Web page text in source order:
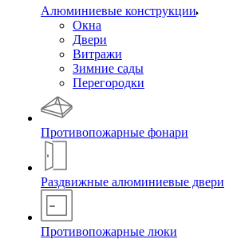
Алюминиевые конструкции
Окна
Двери
Витражи
Зимние сады
Перегородки
Противопожарные фонари
Раздвижные алюминиевые двери
Противопожарные люки